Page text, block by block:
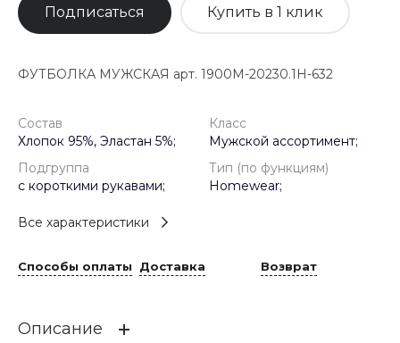
Подписаться Купить в 1 клик
ФУТБОЛКА МУЖСКАЯ арт. 1900M-20230.1H-632
Состав
Хлопок 95%, Эластан 5%;
Класс
Мужской ассортимент;
Подгруппа
с короткими рукавами;
Тип (по функциям)
Homewear;
Все характеристики
Способы оплаты Доставка Возврат
Описание